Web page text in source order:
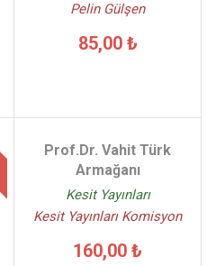
Pelin Gülşen
85,00 ₺
Prof.Dr. Vahit Türk
Armağanı
Kesit Yayınları
Kesit Yayınları Komisyon
160,00 ₺